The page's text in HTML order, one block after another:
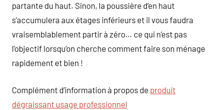
partante du haut. Sinon, la poussière d’en haut
s’accumulera aux étages inférieurs et il vous faudra
vraisemblablement partir à zéro… ce qui n’est pas
l’objectif lorsqu’on cherche comment faire son ménage
rapidement et bien !
Complément d’information à propos de produit
dégraissant usage professionnel